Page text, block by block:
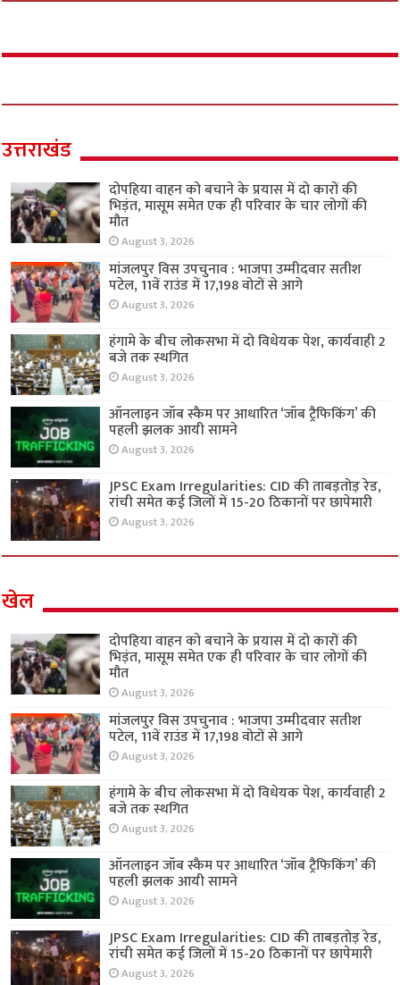
उत्तराखंड
दोपहिया वाहन को बचाने के प्रयास में दो कारों की
भिड़ंत, मासूम समेत एक ही परिवार के चार लोगों की
मौत
August 3, 2026
मांजलपुर विस उपचुनाव : भाजपा उम्मीदवार सतीश
पटेल, 11वें राउंड में 17,198 वोटों से आगे
August 3, 2026
हंगामे के बीच लोकसभा में दो विधेयक पेश, कार्यवाही 2
बजे तक स्थगित
August 3, 2026
ऑनलाइन जॉब स्कैम पर आधारित ‘जॉब ट्रैफिकिंग’ की
पहली झलक आयी सामने
August 3, 2026
JPSC Exam Irregularities: CID की ताबड़तोड़ रेड,
रांची समेत कई जिलों में 15-20 ठिकानों पर छापेमारी
August 3, 2026
खेल
दोपहिया वाहन को बचाने के प्रयास में दो कारों की
भिड़ंत, मासूम समेत एक ही परिवार के चार लोगों की
मौत
August 3, 2026
मांजलपुर विस उपचुनाव : भाजपा उम्मीदवार सतीश
पटेल, 11वें राउंड में 17,198 वोटों से आगे
August 3, 2026
हंगामे के बीच लोकसभा में दो विधेयक पेश, कार्यवाही 2
बजे तक स्थगित
August 3, 2026
ऑनलाइन जॉब स्कैम पर आधारित ‘जॉब ट्रैफिकिंग’ की
पहली झलक आयी सामने
August 3, 2026
JPSC Exam Irregularities: CID की ताबड़तोड़ रेड,
रांची समेत कई जिलों में 15-20 ठिकानों पर छापेमारी
August 3, 2026